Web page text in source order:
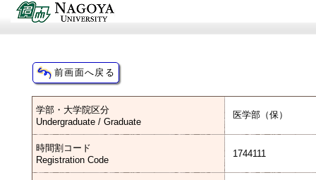
学部・大学院区分
Undergraduate / Graduate
医学部（保）
時間割コード
Registration Code
1744111